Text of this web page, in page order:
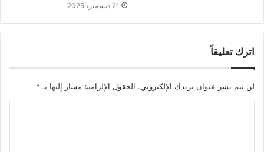
21 ديسمبر، 2025
اترك تعليقاً
لن يتم نشر عنوان بريدك الإلكتروني. الحقول الإلزامية مشار إليها بـ *